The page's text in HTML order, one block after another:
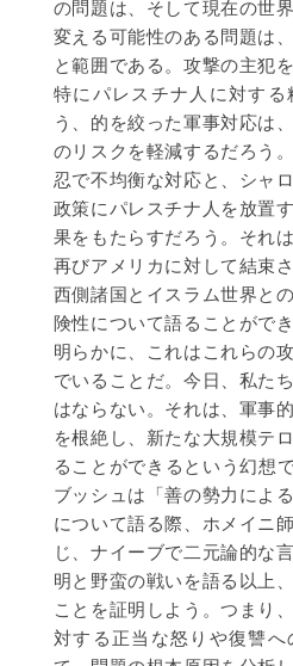
の問題は、そして現在の世
変える可能性のある問題は
と範囲である。攻撃の主犯
特にパレスチナ人に対す
う、的を絞った軍事対応は
のリスクを軽減するだろう
忍で不均衡な対応と、シャ
政策にパレスチナ人を放置
果をもたらすだろう。それ
再びアメリカに対して結束
西側諸国とイスラム世界と
険性について語ることがで
明らかに、これはこれらの
でいることだ。今日、私た
はならない。それは、軍事
を根絶し、新たな大規模テ
ることができるという幻想
ブッシュは「善の勢力によ
について語る際、ホメイニ
じ、ナイーブで二元論的な
明と野蛮の戦いを語る以上
ことを証明しよう。つまり
対する正当な怒りや復讐へ